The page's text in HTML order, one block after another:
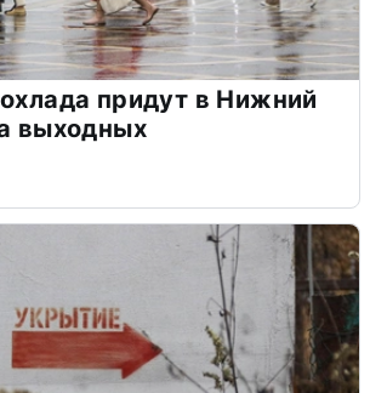
придут в Нижний
выходных